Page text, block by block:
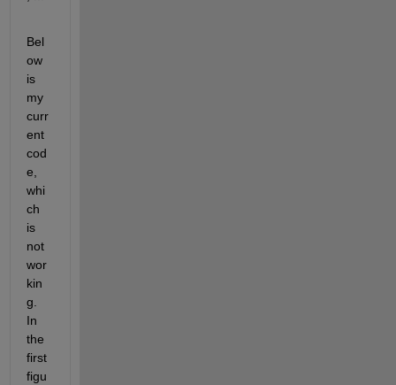
Bel
ow
is
my
curr
ent
cod
e,
whi
ch
is
not
wor
kin
g.
In
the
first
figu